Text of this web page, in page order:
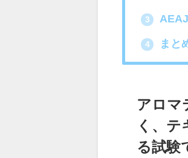
3
4 まと
アロマ
く、テ
る試験